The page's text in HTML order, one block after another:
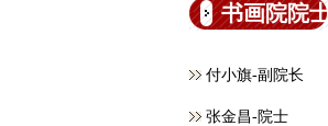
书画院院士
付小旗-副院长
张金昌-院士